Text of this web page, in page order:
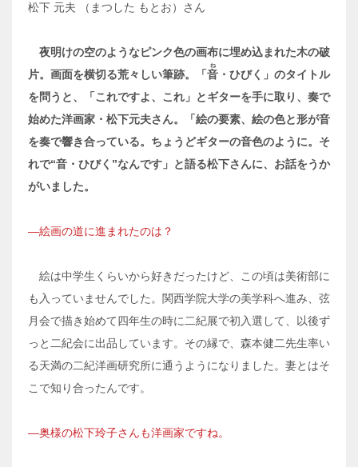
松下 元夫 （まつした もとお）さん
夜明けの空のようなピンク色の画布に埋め込まれた木の破
片。画面を横切る荒々しい筆跡。「 音
ね
・ひびく」のタイトル
を問うと、「これですよ、これ」とギターを手に取り、奏で
始めた洋画家・松下元夫さん。「絵の要素、絵の色と形が音
を奏で響き合っている。ちょうどギターの音色のように。そ
れで“音・ひびく”なんです」と語る松下さんに、お話をうか
がいました。
―絵画の道に進まれたのは？
絵は中学生くらいから好きだったけど、この頃は美術部に
も入っていませんでした。関西学院大学の美学科へ進み、弦
月会で描き始めて四年生の時に二紀展で初入選して、以後ず
っと二紀会に出品しています。その縁で、森本健二先生率い
る天満の二紀洋画研究所に通うようになりました。妻とはそ
こで知り合ったんです。
―奥様の松下玲子さんも洋画家ですね。